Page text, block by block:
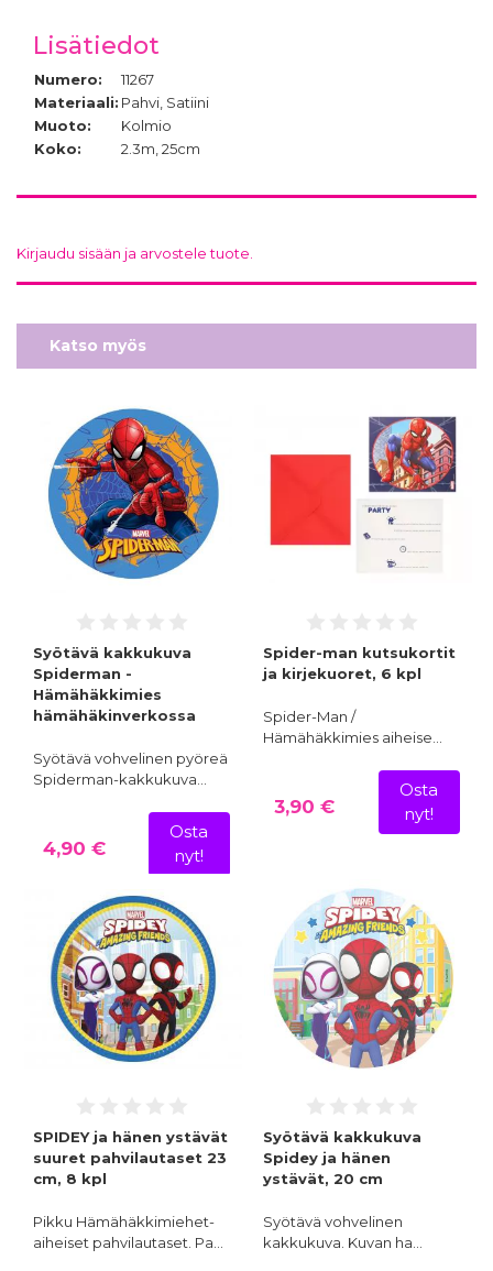
Lisätiedot
Numero:
11267
Materiaali: Pahvi, Satiini
Muoto:
Kolmio
Koko:
2.3m, 25cm
Kirjaudu sisään ja arvostele tuote.
Katso myös
Syötävä kakkukuva
Spiderman -
Hämähäkkimies
hämähäkinverkossa
Syötävä vohvelinen pyöreä
Spiderman-kakkukuva…
4,90 €
Osta
nyt!
Spider-man kutsukortit
ja kirjekuoret, 6 kpl
Spider-Man /
Hämähäkkimies aiheise…
3,90 €
Osta
nyt!
SPIDEY ja hänen ystävät
suuret pahvilautaset 23
cm, 8 kpl
Pikku Hämähäkkimiehet-
aiheiset pahvilautaset. Pa…
Syötävä kakkukuva
Spidey ja hänen
ystävät, 20 cm
Syötävä vohvelinen
kakkukuva. Kuvan ha…